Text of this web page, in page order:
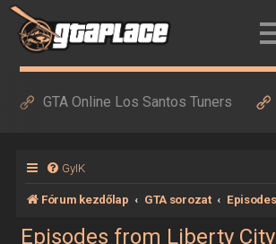
GTA Online Los Santos Tuners
GyIK
Fórum kezdőlap GTA sorozat
Episodes from Liberty City